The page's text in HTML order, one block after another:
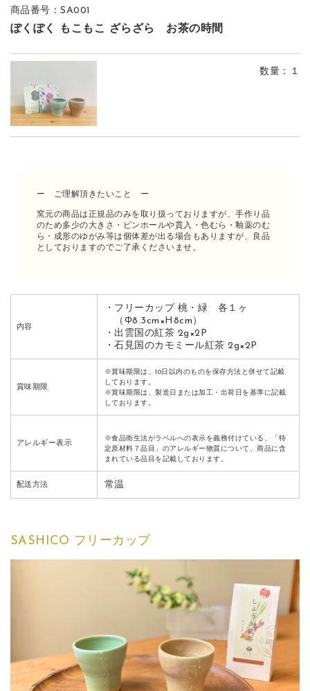
商品番号：SA001
ぽくぽく もこもこ ざらざら お茶の時間
数量 ：１
ー ご理解頂きたいこと ー
窯元の商品は正規品のみを取り扱っておりますが、手作り品
のため多少の大きさ・ピンホールや貫入・色むら・釉薬のむ
ら・成形のゆがみ等は個体差が出る場合もありますが、良品
としておりますのでご了承くださいませ。
内容
・フリーカップ 桃・緑 各１ヶ
（Φ8.3cm×H8cm）
・出雲国の紅茶 2g×2P
・石見国のカモミール紅茶 2g×2P
賞味期限
※賞味期限は、10日以内のものを保存方法と併せて記載
しております。
※賞味期限は、製造日または加工・出荷日を基準に記載
しております。
アレルギー表示
※食品衛生法がラベルへの表示を義務付けている、「特
定原材料７品目」のアレルギー物質について、商品に含
まれている品目を記載しております。
配送方法 常温
SASHICO フリーカップ